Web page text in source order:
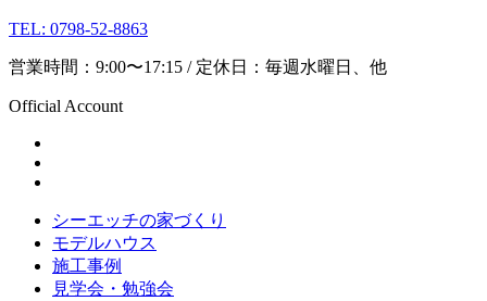
TEL: 0798-52-8863
営業時間：9:00〜17:15 / 定休日：毎週水曜日、他
Official Account
シーエッチの家づくり
モデルハウス
施工事例
見学会・勉強会